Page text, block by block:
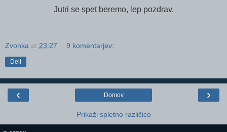
Jutri se spet beremo, lep pozdrav.
Zvonka at 23:27 9 komentarjev:
Deli
‹ ›
Domov
Prikaži spletno različico